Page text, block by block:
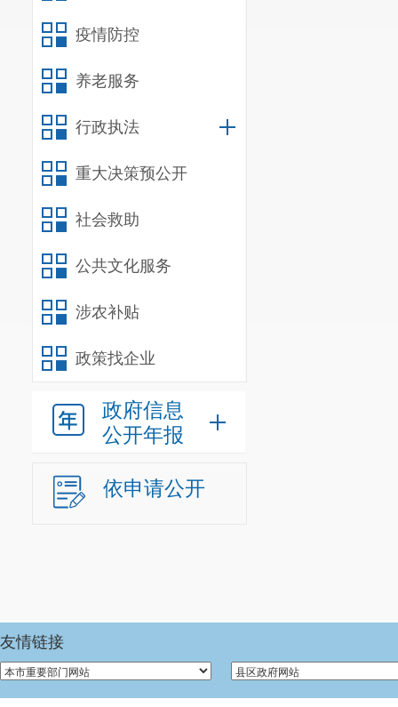
疫情防控
养老服务
行政执法
重大决策预公开
社会救助
公共文化服务
涉农补贴
政策找企业
政府信息
公开年报
依申请公开
友情链接